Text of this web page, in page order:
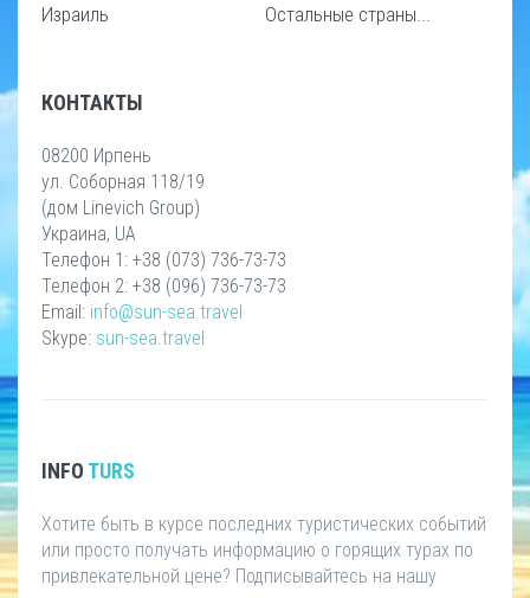
Израиль
Остальные страны...
КОНТАКТЫ
08200 Ирпень
ул. Соборная 118/19
(дом Linevich Group)
Украина, UA
Телефон 1: +38 (073) 736-73-73
Телефон 2: +38 (096) 736-73-73
Email: info@sun-sea.travel
Skype: sun-sea.travel
INFO TURS
Хотите быть в курсе последних туристических событий
или просто получать информацию о горящих турах по
привлекательной цене? Подписывайтесь на нашу